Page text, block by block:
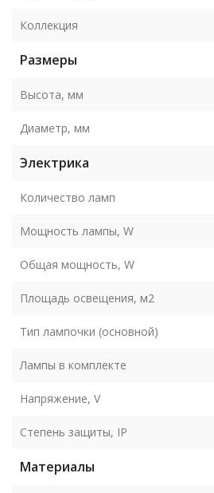
Коллекция
Размеры
Высота, мм
Диаметр, мм
Электрика
Количество ламп
Мощность лампы, W
Общая мощность, W
Площадь освещения, м2
Тип лампочки (основной)
Лампы в комплекте
Напряжение, V
Степень защиты, IP
Материалы